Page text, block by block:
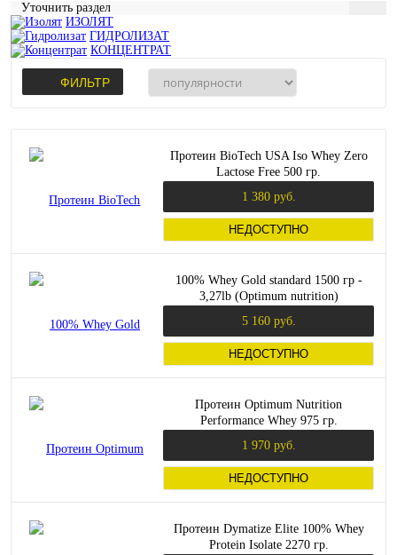
Уточнить раздел
ИЗОЛЯТ
ГИДРОЛИЗАТ
КОНЦЕНТРАТ
ФИЛЬТР
Протеин BioTech USA Iso Whey Zero
Lactose Free 500 гр.
1 380 руб.
НЕДОСТУПНО
100% Whey Gold standard 1500 гр -
3,27lb (Optimum nutrition)
5 160 руб.
НЕДОСТУПНО
Протеин Optimum Nutrition
Performance Whey 975 гр.
1 970 руб.
НЕДОСТУПНО
Протеин Dymatize Elite 100% Whey
Protein Isolate 2270 гр.